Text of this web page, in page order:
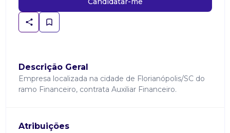
Descrição Geral
Empresa localizada na cidade de Florianópolis/SC do
ramo Financeiro, contrata Auxiliar Financeiro.
Atribuições